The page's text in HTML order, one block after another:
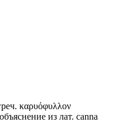
καρυόφυλλον
из лат. саnnа